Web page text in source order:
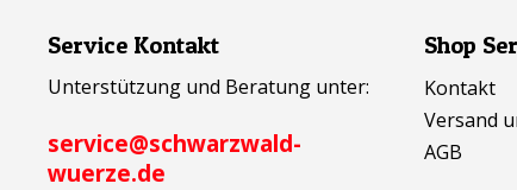
Service Kontakt
Unterstützung und Beratung unter:
service@schwarzwald-
wuerze.de
Shop
Kontakt
Versand
AGB